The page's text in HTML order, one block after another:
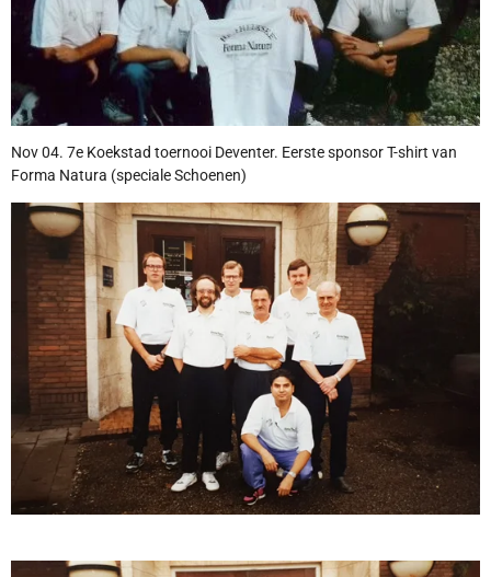
Nov 04. 7e Koekstad toernooi Deventer. Eerste sponsor T-shirt van
Forma Natura (speciale Schoenen)